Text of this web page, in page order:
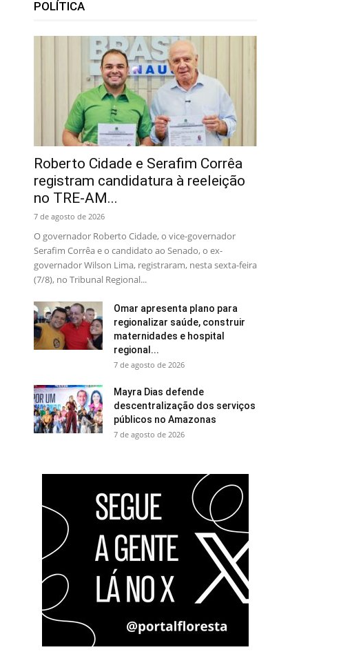
POLÍTICA
Roberto Cidade e Serafim Corrêa
registram candidatura à reeleição
no TRE-AM...
7 de agosto de 2026
O governador Roberto Cidade, o vice-governador
Serafim Corrêa e o candidato ao Senado, o ex-
governador Wilson Lima, registraram, nesta sexta-feira
(7/8), no Tribunal Regional...
Omar apresenta plano para
regionalizar saúde, construir
maternidades e hospital
regional...
7 de agosto de 2026
Mayra Dias defende
descentralização dos serviços
públicos no Amazonas
7 de agosto de 2026